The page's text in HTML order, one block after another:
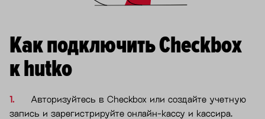
Как подключить Checkbox
к hutko
Авторизуйтесь в Checkbox или создайте учетную
запись и зарегистрируйте онлайн-кассу и кассира.